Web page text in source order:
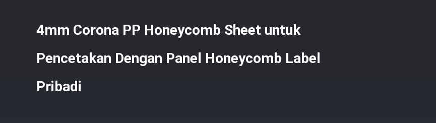
4mm Corona PP Honeycomb Sheet untuk
Pencetakan Dengan Panel Honeycomb Label
Pribadi